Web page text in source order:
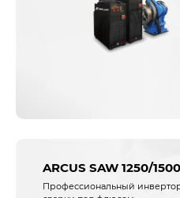
ARCUS SAW 1250/1500
Профессиональный